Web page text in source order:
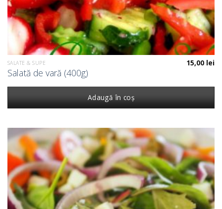
SALATE & SUPE
Salată de vară (400g)
15,00 lei
Adaugă în coș